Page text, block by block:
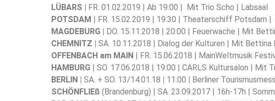
LÜBARS |
FR. 01.02.2019 | Ab 19:00 | Mit Trio Scho | Labsaal
POTSDAM
| FR. 15.02.2019 | 19:30 | Theaterschiff Potsdam
MAGDEBURG |
DO. 15.11.2018 | 20:00 | Feuerwache | Mit
CHEMNITZ | SA. 10.11.2018 | Dialog der Kulturen | Mit Bettina
OFFENBACH am MAIN
| FR. 15.06.2018 | MainWeltmusik
HAMBURG | SO. 17.06.2018 | 19:00 | CARLS Kultursalon | Mit
BERLIN | SA. + SO. 13/14.01.18 11:00 Berliner
SCHÖNFLIEß (Brandenburg) | SA. 23.09.2017 | 16h-17h |